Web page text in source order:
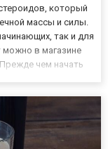
который
массы и силы.
так и для
можно в магазине
чем начать